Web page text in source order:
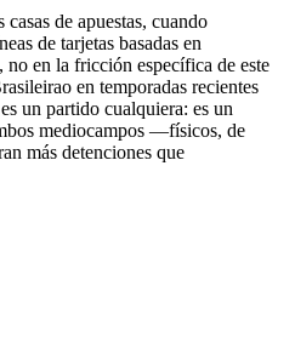
de apuestas, cuando
de tarjetas basadas en
no en la fricción específica de este
en temporadas recientes
un partido cualquiera: es un
mediocampos —físicos, de
más detenciones que